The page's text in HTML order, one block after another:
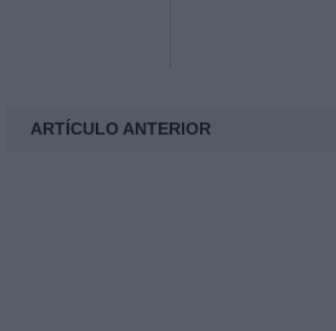
ARTÍCULO ANTERIOR